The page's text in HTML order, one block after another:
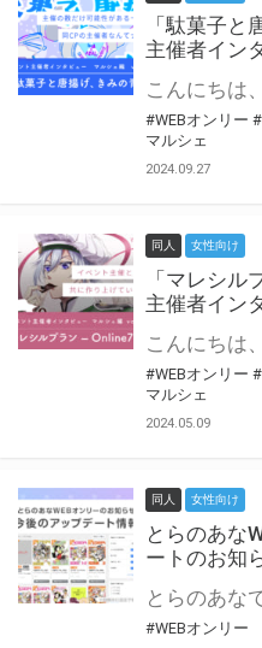
「駄菓子と
主催者イン
#WEBオンリー
マルシェ
2024.09.27
同人 女性向け
「マレシル
主催者イン
#WEBオンリー
マルシェ
2024.05.09
同人 女性向け
とらのあな
ートのお知
#WEBオンリー